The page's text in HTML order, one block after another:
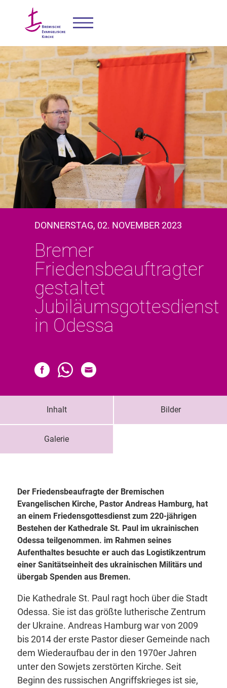
DONNERSTAG, 02. NOVEMBER 2023
Bremer
Friedensbeauftragter
gestaltet
Jubiläumsgottesdienst
in Odessa
Inhalt Bilder
Galerie
Der Friedensbeaufragte der Bremischen
Evangelischen Kirche, Pastor Andreas Hamburg, hat
an einem Friedensgottesdienst zum 220-jährigen
Bestehen der Kathedrale St. Paul im ukrainischen
Odessa teilgenommen. im Rahmen seines
Aufenthaltes besuchte er auch das Logistikzentrum
einer Sanitätseinheit des ukrainischen Militärs und
übergab Spenden aus Bremen.
Die Kathedrale St. Paul ragt hoch über die Stadt
Odessa. Sie ist das größte lutherische Zentrum
der Ukraine. Andreas Hamburg war von 2009
bis 2014 der erste Pastor dieser Gemeinde nach
dem Wiederaufbau der in den 1970er Jahren
unter den Sowjets zerstörten Kirche. Seit
Beginn des russischen Angriffskrieges ist sie,